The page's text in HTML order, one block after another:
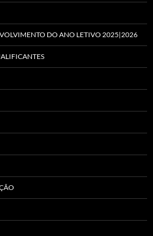
DO ANO LETIVO 2025|2026